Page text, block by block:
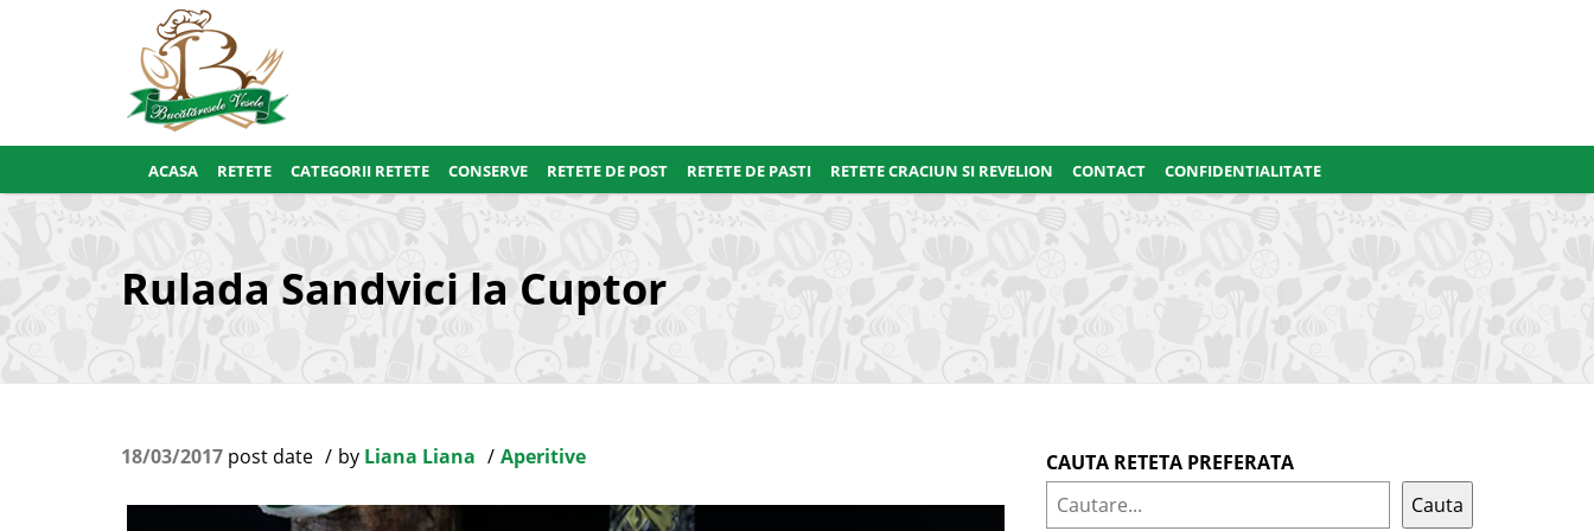
ACASA RETETE CATEGORII RETETE CONSERVE RETETE DE POST RETETE DE PASTI RETETE CRACIUN SI REVELION CONTACT CONFIDENTIALITATE
Rulada Sandvici la Cuptor
18/03/2017 post date by Liana Liana Aperitive
CAUTA RETETA PREFERATA
Cauta